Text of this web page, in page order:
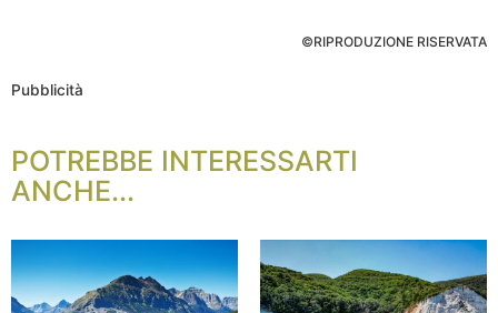
©RIPRODUZIONE RISERVATA
Pubblicità
POTREBBE INTERESSARTI
ANCHE...